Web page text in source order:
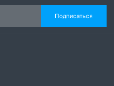
Подписаться